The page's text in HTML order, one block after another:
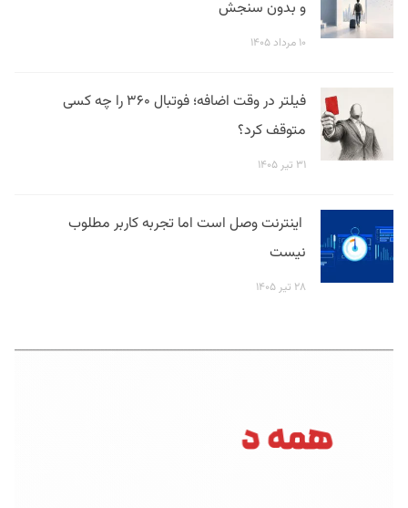
و بدون سنجش
۱۰ مرداد ۱۴۰۵
فیلتر در وقت اضافه؛ فوتبال ۳۶۰ را چه کسی
متوقف کرد؟
۳۱ تیر ۱۴۰۵
اینترنت وصل است اما تجربه کاربر مطلوب
نیست
۲۸ تیر ۱۴۰۵